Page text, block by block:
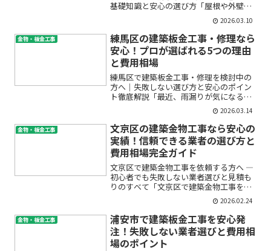
基礎知識と安心の選び方「屋根や外壁の
傷みが気になる」「雨漏りが起きてしま
った」「そろそろメンテナンスの時期だ
けど、どこに相談すればいいの？」――ご自
宅の板金工事を立川...
2026.03.10
金物・板金工事
練馬区の建築板金工事・修理なら
安心！プロが選ばれる5つの理由
と費用相場
練馬区で建築板金工事・修理を検討中の
方へ｜失敗しない選び方と安心のポイン
ト徹底解説「最近、雨漏りが気になる」
「外壁や屋根のサビが目立ってきた」
「どこに頼んだら安心できるの？」——
練馬区で建築板金工事や修理を検討して
いる方の多くが、こうした悩...
2026.03.14
金物・板金工事
文京区の建築金物工事なら安心の
実績！信頼できる業者の選び方と
費用相場完全ガイド
文京区で建築金物工事を依頼する方へ ―
初心者でも失敗しない業者選びと見積も
りのすべて「文京区で建築金物工事を頼
みたいけど、どこに相談すればいい
の？」「費用はいくらくらいかかる
の？」「金物工事業者の選び方が分から
ない…」と、はじめての方ほど...
2026.02.24
金物・板金工事
浦安市で建築板金工事を安心発
注！失敗しない業者選びと費用相
場のポイント